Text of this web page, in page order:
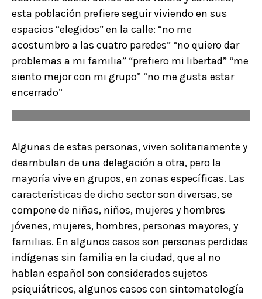
esta población prefiere seguir viviendo en sus
espacios “elegidos” en la calle: “no me
acostumbro a las cuatro paredes” “no quiero dar
problemas a mi familia” “prefiero mi libertad” “me
siento mejor con mi grupo” “no me gusta estar
encerrado”
Algunas de estas personas, viven solitariamente y
deambulan de una delegación a otra, pero la
mayoría vive en grupos, en zonas específicas. Las
características de dicho sector son diversas, se
compone de niñas, niños, mujeres y hombres
jóvenes, mujeres, hombres, personas mayores, y
familias. En algunos casos son personas perdidas
indígenas sin familia en la ciudad, que al no
hablan español son considerados sujetos
psiquiátricos, algunos casos con sintomatología